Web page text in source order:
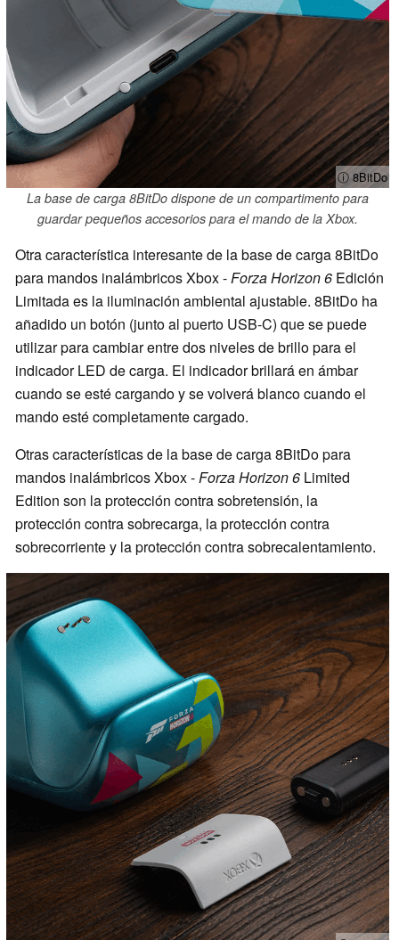
ⓘ 8BitDo
La base de carga 8BitDo dispone de un compartimento para
guardar pequeños accesorios para el mando de la Xbox.
Otra característica interesante de la base de carga 8BitDo
para mandos inalámbricos Xbox -Forza Horizon 6 Edición
Limitada es la iluminación ambiental ajustable. 8BitDo ha
añadido un botón (junto al puerto USB-C) que se puede
utilizar para cambiar entre dos niveles de brillo para el
indicador LED de carga. El indicador brillará en ámbar
cuando se esté cargando y se volverá blanco cuando el
mando esté completamente cargado.
Otras características de la base de carga 8BitDo para
mandos inalámbricos Xbox -Forza Horizon 6 Limited
Edition son la protección contra sobretensión, la
protección contra sobrecarga, la protección contra
sobrecorriente y la protección contra sobrecalentamiento.